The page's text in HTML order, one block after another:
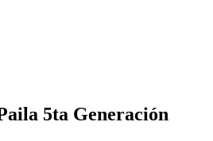
5ta Generación